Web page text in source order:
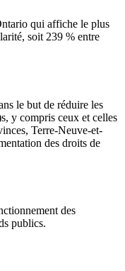
qui affiche le plus
soit 239 % entre
le but de réduire les
y compris ceux et celles
Terre-Neuve-et-
des droits de
des
publics.